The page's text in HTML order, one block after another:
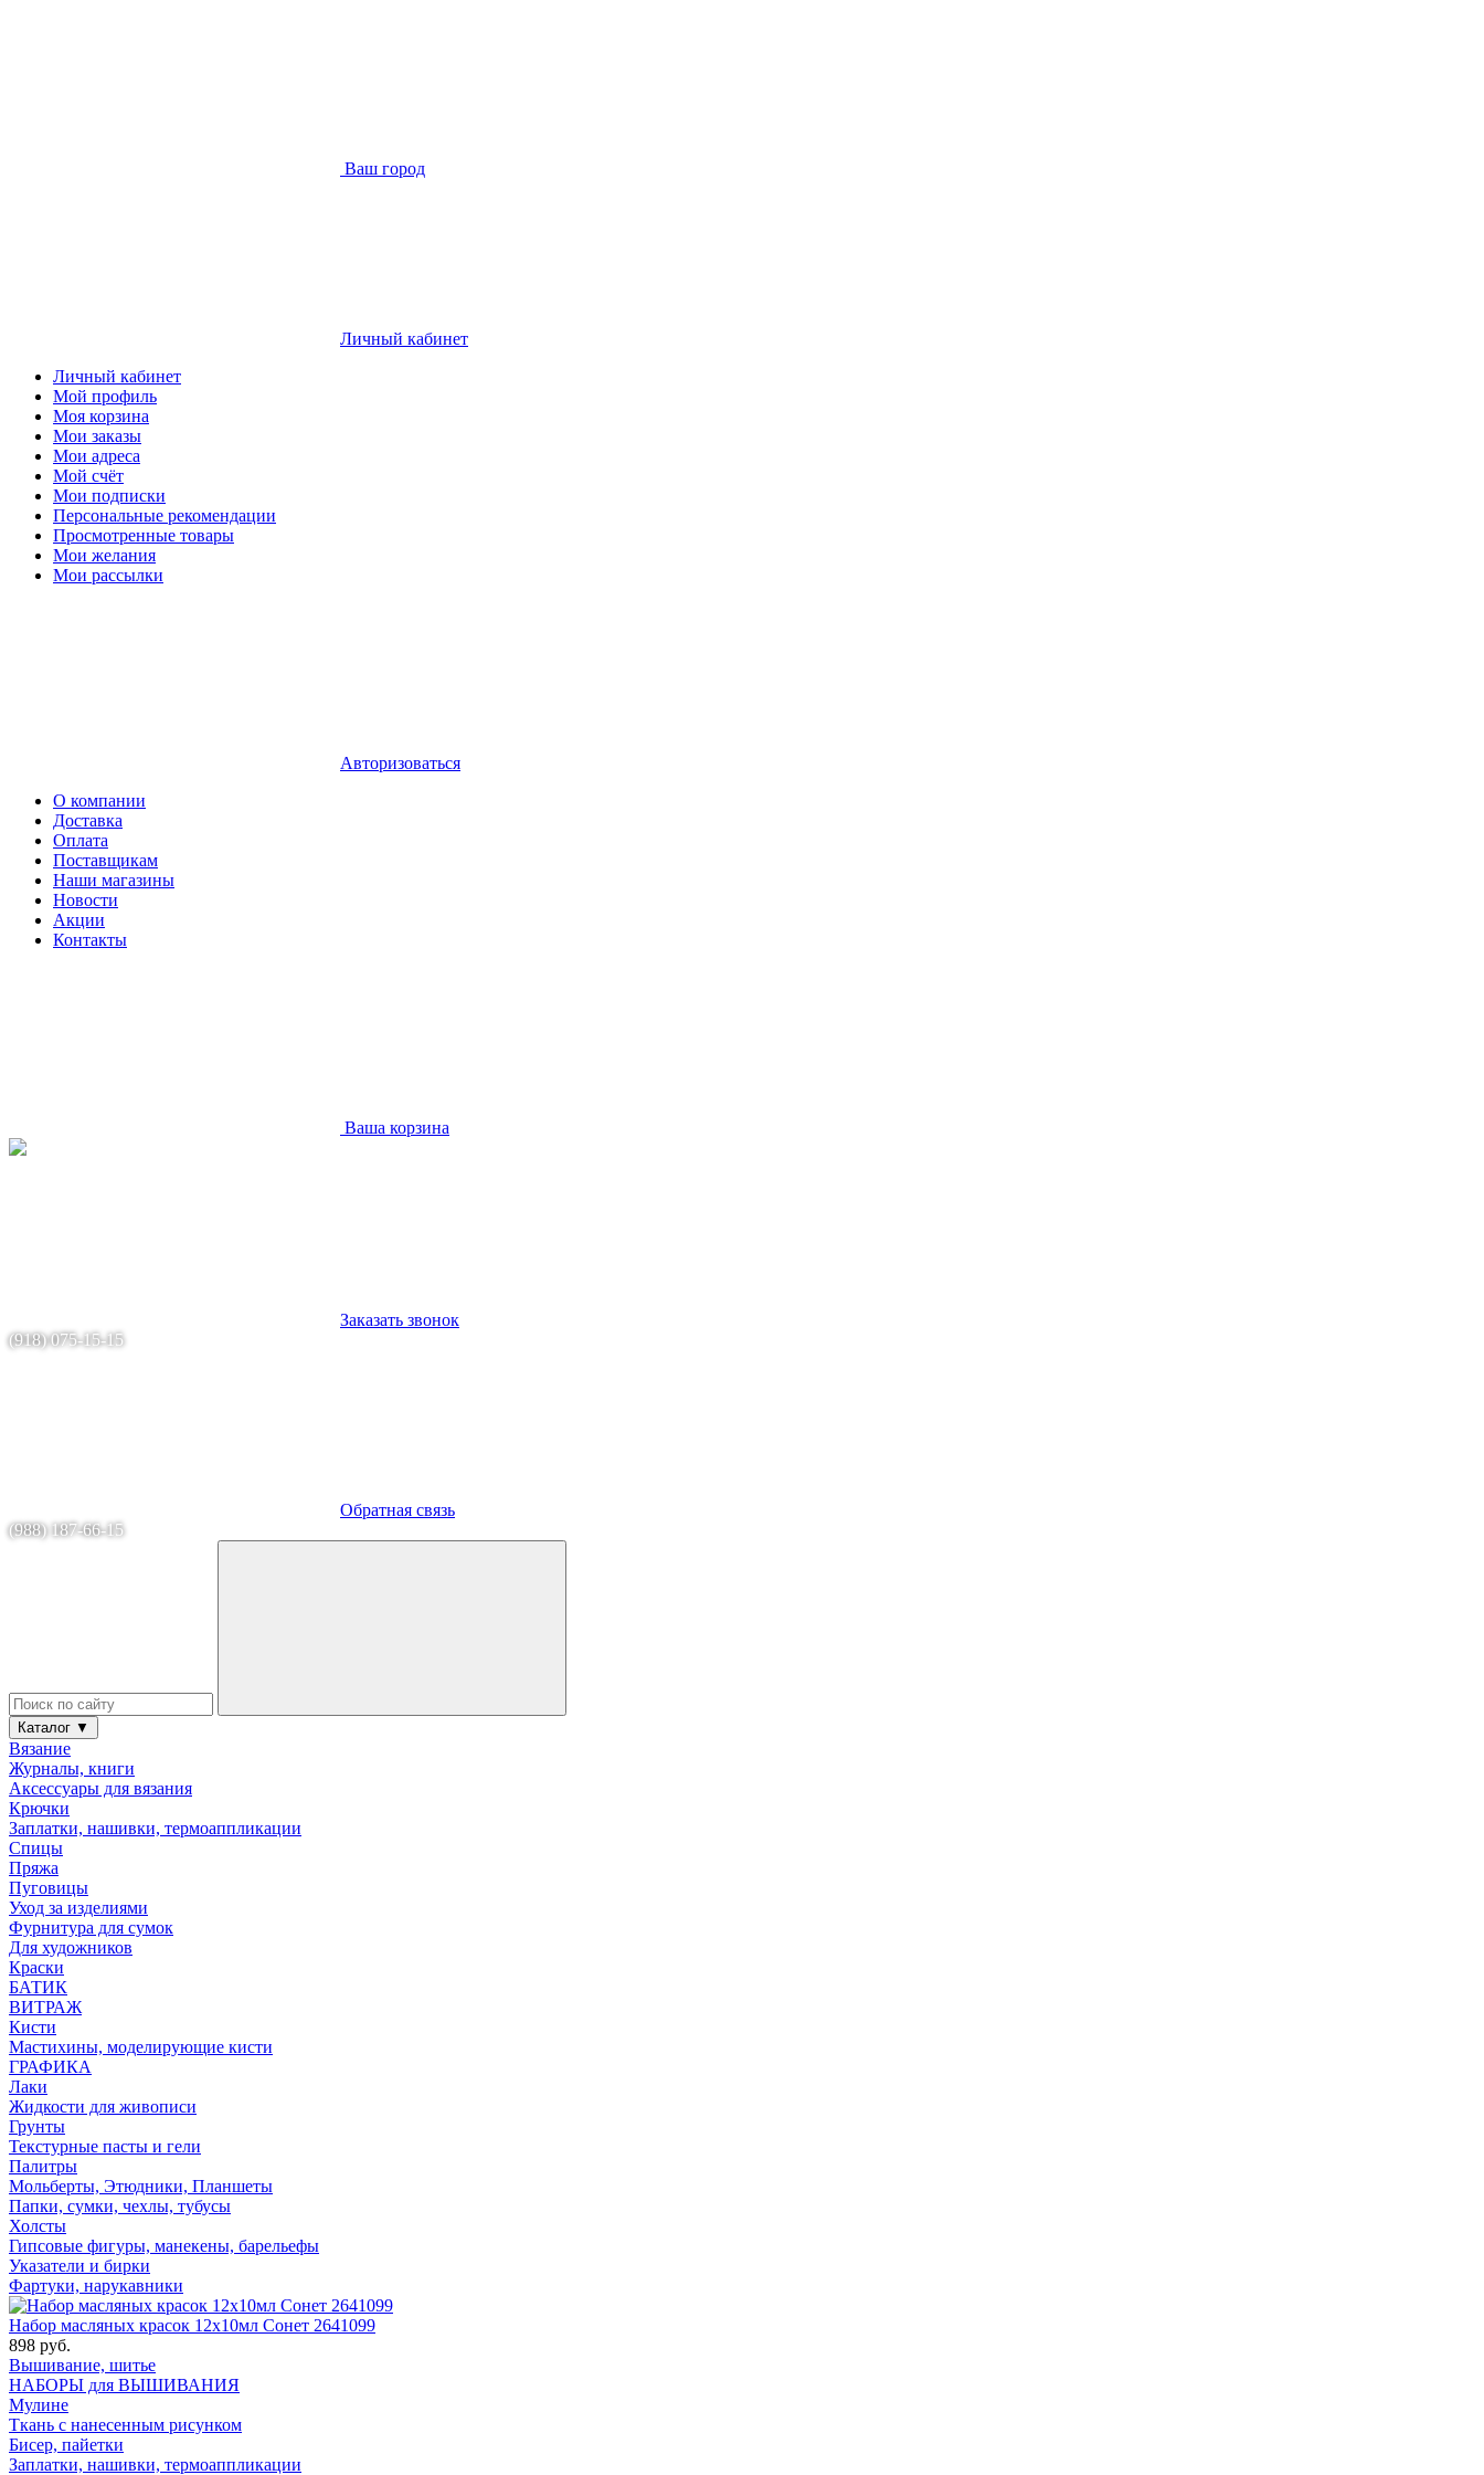
Ваш город
Личный кабинет
Личный кабинет
Мой профиль
Моя корзина
Мои заказы
Мои адреса
Мой счёт
Мои подписки
Персональные рекомендации
Просмотренные товары
Мои желания
Мои рассылки
Авторизоваться
О компании
Доставка
Оплата
Поставщикам
Наши магазины
Новости
Акции
Контакты
Ваша корзина
Заказать звонок
(918) 075-15-15
Обратная связь
(988) 187-66-15
Каталог ▼
Вязание
Журналы, книги
Аксессуары для вязания
Крючки
Заплатки, нашивки, термоаппликации
Спицы
Пряжа
Пуговицы
Уход за изделиями
Фурнитура для сумок
Для художников
Краски
БАТИК
ВИТРАЖ
Кисти
Мастихины, моделирующие кисти
ГРАФИКА
Лаки
Жидкости для живописи
Грунты
Текстурные пасты и гели
Палитры
Мольберты, Этюдники, Планшеты
Папки, сумки, чехлы, тубусы
Холсты
Гипсовые фигуры, манекены, барельефы
Указатели и бирки
Фартуки, нарукавники
Набор масляных красок 12х10мл Сонет 2641099
898 руб.
Вышивание, шитье
НАБОРЫ для ВЫШИВАНИЯ
Мулине
Ткань с нанесенным рисунком
Бисер, пайетки
Заплатки, нашивки, термоаппликации